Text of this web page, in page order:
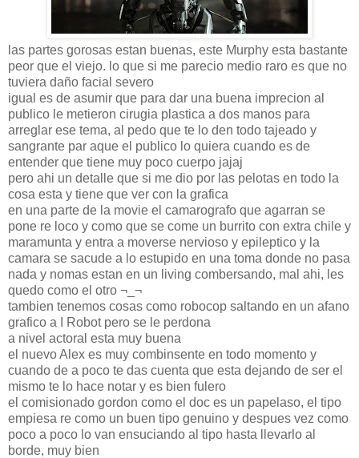
las partes gorosas estan buenas, este Murphy esta bastante
peor que el viejo. lo que si me parecio medio raro es que no
tuviera daño facial severo
igual es de asumir que para dar una buena imprecion al
publico le metieron cirugia plastica a dos manos para
arreglar ese tema, al pedo que te lo den todo tajeado y
sangrante par aque el publico lo quiera cuando es de
entender que tiene muy poco cuerpo jajaj
pero ahi un detalle que si me dio por las pelotas en todo la
cosa esta y tiene que ver con la grafica
en una parte de la movie el camarografo que agarran se
pone re loco y como que se come un burrito con extra chile y
maramunta y entra a moverse nervioso y epileptico y la
camara se sacude a lo estupido en una toma donde no pasa
nada y nomas estan en un living combersando, mal ahi, les
quedo como el otro ¬_¬
tambien tenemos cosas como robocop saltando en un afano
grafico a I Robot pero se le perdona
a nivel actoral esta muy buena
el nuevo Alex es muy combinsente en todo momento y
cuando de a poco te das cuenta que esta dejando de ser el
mismo te lo hace notar y es bien fulero
el comisionado gordon como el doc es un papelaso, el tipo
empiesa re como un buen tipo genuino y despues vez como
poco a poco lo van ensuciando al tipo hasta llevarlo al
borde, muy bien